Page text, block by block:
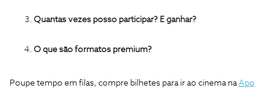
Quantas vezes posso participar? E ganhar?
O que são formatos premium?
Poupe tempo em filas, compre bilhetes para ir ao cinema naApp